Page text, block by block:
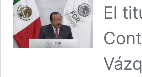
El